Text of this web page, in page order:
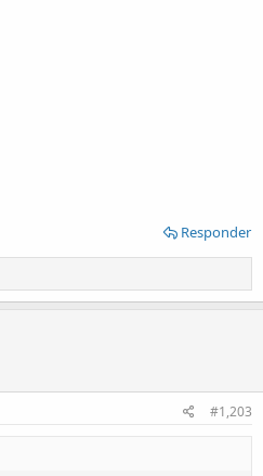
Responder
#1,203